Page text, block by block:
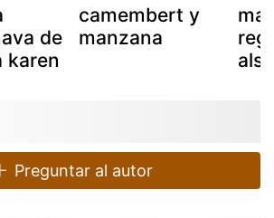
de
karen
camembert y
manzana
Preguntar al autor